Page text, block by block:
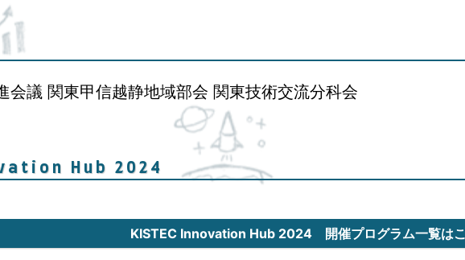
会議 関東甲信越静地域部会 関東技術交流分科会
Hub 2024
KISTEC Innovation Hub 2024 開催プログラム一覧は